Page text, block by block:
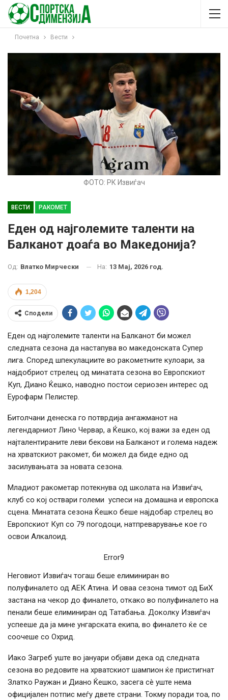
Почетна Вести
ФОТО: РК Извиѓач
ВЕСТИ РАКОМЕТ
Еден од најголемите таленти на
Балканот доаѓа во Македонија?
Од: Влатко Мирчески На: 13 Мај, 2026 год.
1,204
Сподели
Еден од најголемите таленти на Балканот би можел
следната сезона да настапува во македонската Супер
лига. Според шпекулациите во ракометните кулоари, за
најдобриот стрелец од минатата сезона во Европскиот
Куп, Диано Ќешко, наводно постои сериозен интерес од
Еурофарм Пелистер.
Битолчани денеска го потврдија ангажманот на
легендарниот Лино Червар, а Ќешко, кој важи за еден од
најталентираните леви бекови на Балканот и голема надеж
на хрватскиот ракомет, би можел да биде едно од
засилувањата за новата сезона.
Младиот ракометар потекнува од школата на Извиѓач,
клуб со кој оствари големи успеси на домашна и европска
сцена. Минатата сезона Ќешко беше најдобар стрелец во
Европскиот Куп со 79 погодоци, натпреварување кое го
освои Алкалоид.
Error9
Неговиот Извиѓач тогаш беше елиминиран во
полуфиналето од АЕК Атина. И оваа сезона тимот од БиХ
застана на чекор до финалето, откако во полуфиналето на
пенали беше елиминиран од Татабања. Доколку Извиѓач
успееше да ја мине унгарската екипа, во финалето ќе се
соочеше со Охрид.
Иако Загреб уште во јануари објави дека од следната
сезона во редовите на хрватскиот шампион ќе пристигнат
Златко Раужан и Диано Ќешко, засега сè уште нема
официјален потпис меѓу двете страни. Токму поради тоа, по